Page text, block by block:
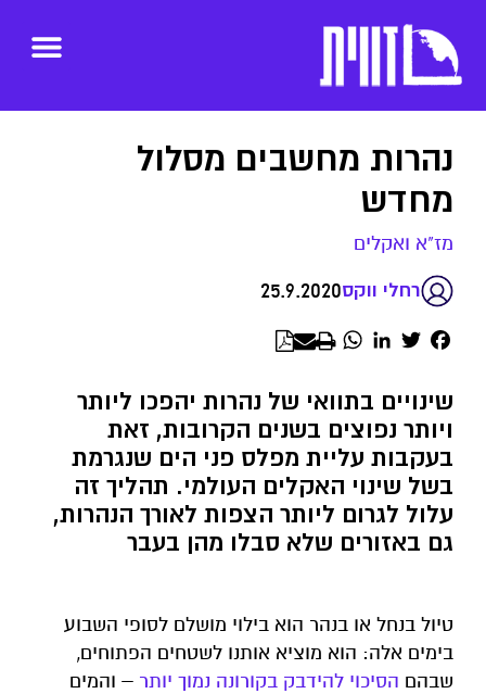
נהרות מחשבים מסלול
מחדש
מז"א ואקלים
רחלי ווקס25.9.2020
Facebook
Twitter
LinkedIn
WhatsApp
שינויים בתוואי של נהרות יהפכו ליותר
ויותר נפוצים בשנים הקרובות, זאת
בעקבות עליית מפלס פני הים שנגרמת
בשל שינוי האקלים העולמי. תהליך זה
עלול לגרום ליותר הצפות לאורך הנהרות,
גם באזורים שלא סבלו מהן בעבר
טיול בנחל או בנהר הוא בילוי מושלם לסופי השבוע
בימים אלה: הוא מוציא אותנו לשטחים הפתוחים,
שבהם הסיכוי להידבק בקורונה נמוך יותר – והמים